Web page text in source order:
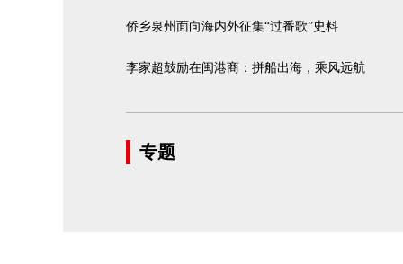
侨乡泉州面向海内外征集“过番歌”史料
李家超鼓励在闽港商：拼船出海，乘风远航
专题